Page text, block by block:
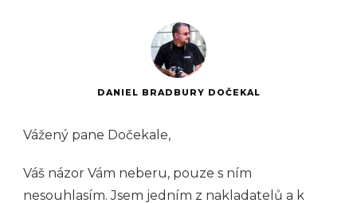
DANIEL BRADBURY DOČEKAL
Vážený pane Dočekale,
Váš názor Vám neberu, pouze s ním
nesouhlasím. Jsem jedním z nakladatelů a k